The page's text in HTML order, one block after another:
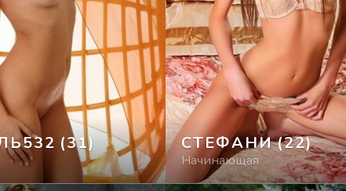
(31) СТЕФАНИ(22)
Начинающая